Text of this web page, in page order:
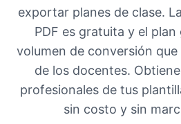
exportar planes de clase.
PDF es gratuita y el
volumen de conversión
de los docentes.
profesionales de tus
sin costo y sin